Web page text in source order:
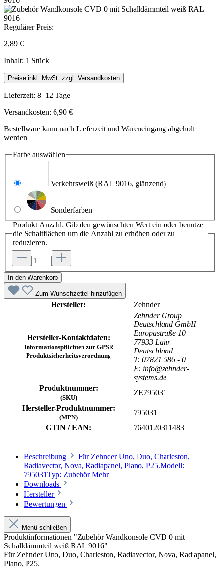
Regulärer Preis:
2,89 €
Inhalt: 1 Stück
Preise inkl. MwSt. zzgl. Versandkosten
Lieferzeit: 8–12 Tage
Versandkosten: 6,90 €
Bestellware kann nach Lieferzeit und Wareneingang abgeholt
werden.
Farbe auswählen
Verkehrsweiß (RAL 9016, glänzend)
Sonderfarben
Produkt Anzahl: Gib den gewünschten Wert ein oder benutze
die Schaltflächen um die Anzahl zu erhöhen oder zu
reduzieren.
In den Warenkorb
Zum Wunschzettel hinzufügen
Hersteller: Zehnder
Hersteller-Kontaktdaten:
Informationspflichten zur GPSR
Produktsicherheitsverordnung
Zehnder Group
Deutschland GmbH
Europastraße 10
77933 Lahr
Deutschland
T: 07821 586 - 0
E: info@zehnder-
systems.de
Produktnummer:
(SKU)
ZE795031
Hersteller-Produktnummer:
(MPN)
795031
GTIN / EAN:
7640120311483
Beschreibung
Für Zehnder Uno, Duo, Charleston,
Radiavector, Nova, Radiapanel, Plano, P25.Modell:
795031Typ: ZubehörMehr
Downloads
Hersteller
Bewertungen
Menü schließen
Produktinformationen "Zubehör Wandkonsole CVD 0 mit
Schalldämmteil weiß RAL 9016"
Für Zehnder Uno, Duo, Charleston, Radiavector, Nova, Radiapanel,
Plano, P25.